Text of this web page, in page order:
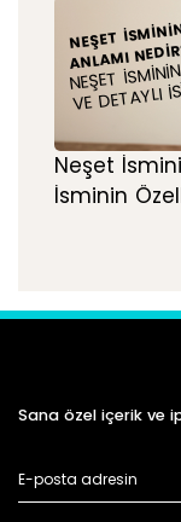
NEŞET
ANLAMI
NEŞET
VE DETAYLI
Neşet
İsminin
Sana özel içerik ve